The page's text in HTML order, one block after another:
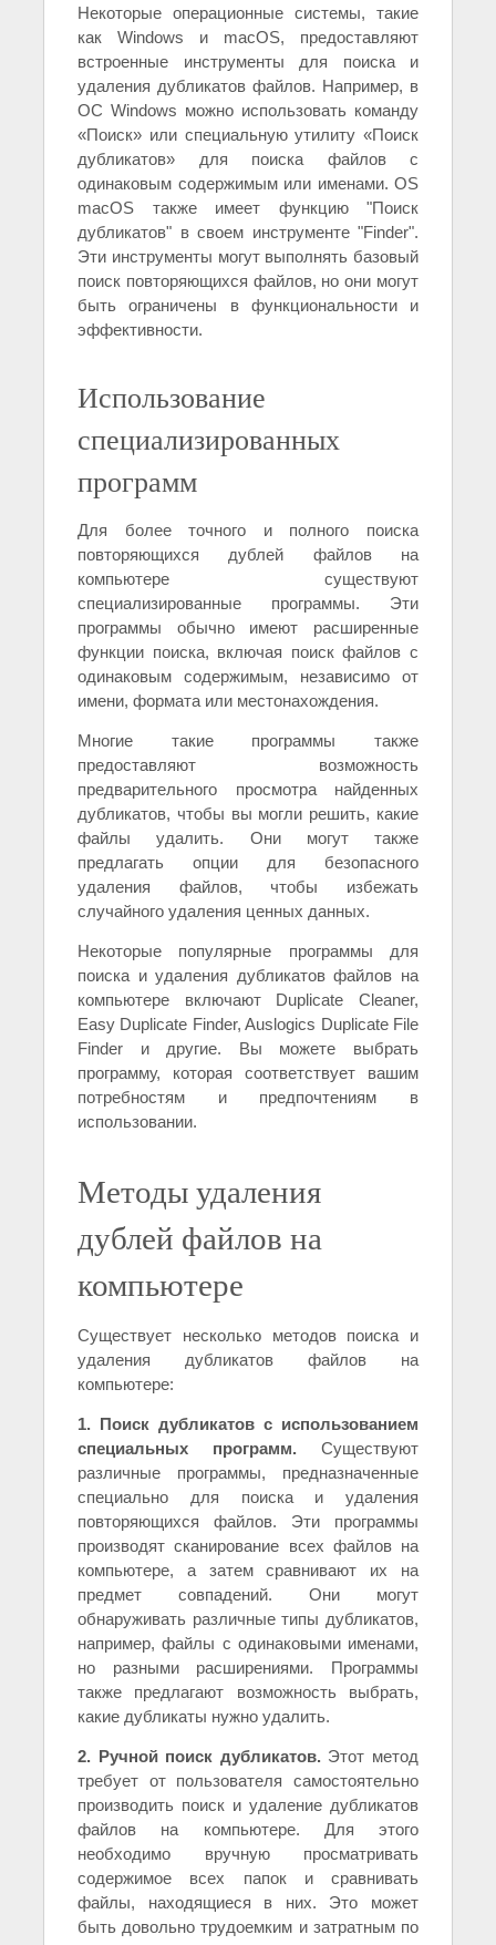
Некоторые операционные системы, такие
как Windows и macOS, предоставляют
встроенные инструменты для поиска и
удаления дубликатов файлов. Например, в
ОС Windows можно использовать команду
«Поиск» или специальную утилиту «Поиск
дубликатов» для поиска файлов с
одинаковым содержимым или именами. ОS
macOS также имеет функцию "Поиск
дубликатов" в своем инструменте "Finder".
Эти инструменты могут выполнять базовый
поиск повторяющихся файлов, но они могут
быть ограничены в функциональности и
эффективности.
Использование
специализированных
программ
Для более точного и полного поиска
повторяющихся дублей файлов на
компьютере существуют
специализированные программы. Эти
программы обычно имеют расширенные
функции поиска, включая поиск файлов с
одинаковым содержимым, независимо от
имени, формата или местонахождения.
Многие такие программы также
предоставляют возможность
предварительного просмотра найденных
дубликатов, чтобы вы могли решить, какие
файлы удалить. Они могут также
предлагать опции для безопасного
удаления файлов, чтобы избежать
случайного удаления ценных данных.
Некоторые популярные программы для
поиска и удаления дубликатов файлов на
компьютере включают Duplicate Cleaner,
Easy Duplicate Finder, Auslogics Duplicate File
Finder и другие. Вы можете выбрать
программу, которая соответствует вашим
потребностям и предпочтениям в
использовании.
Методы удаления
дублей файлов на
компьютере
Существует несколько методов поиска и
удаления дубликатов файлов на
компьютере:
1. Поиск дубликатов с использованием
специальных программ. Существуют
различные программы, предназначенные
специально для поиска и удаления
повторяющихся файлов. Эти программы
производят сканирование всех файлов на
компьютере, а затем сравнивают их на
предмет совпадений. Они могут
обнаруживать различные типы дубликатов,
например, файлы с одинаковыми именами,
но разными расширениями. Программы
также предлагают возможность выбрать,
какие дубликаты нужно удалить.
2. Ручной поиск дубликатов.Этот метод
требует от пользователя самостоятельно
производить поиск и удаление дубликатов
файлов на компьютере. Для этого
необходимо вручную просматривать
содержимое всех папок и сравнивать
файлы, находящиеся в них. Это может
быть довольно трудоемким и затратным по